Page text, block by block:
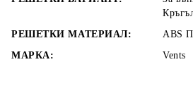
РЕШЕТКИ МАТЕРИАЛ:
ABS
МАРКА:
Vents